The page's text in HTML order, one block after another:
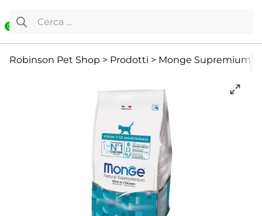
0
Ricerca per:
Robinson Pet Shop > Prodotti > Monge Supremium